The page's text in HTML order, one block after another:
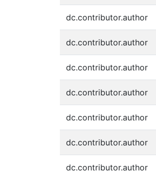
dc.contributor.author
dc.contributor.author
dc.contributor.author
dc.contributor.author
dc.contributor.author
dc.contributor.author
dc.contributor.author